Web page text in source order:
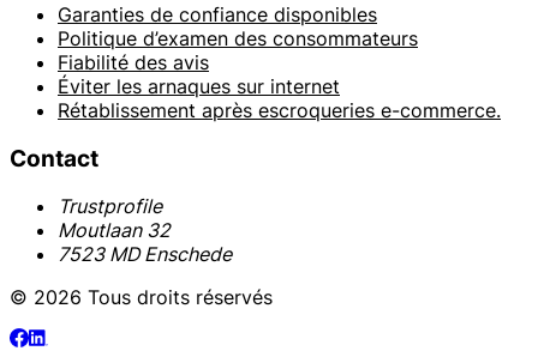
Garanties de confiance disponibles
Politique d’examen des consommateurs
Fiabilité des avis
Éviter les arnaques sur internet
Rétablissement après escroqueries e-commerce.
Contact
Trustprofile
Moutlaan 32
7523 MD Enschede
© 2026 Tous droits réservés